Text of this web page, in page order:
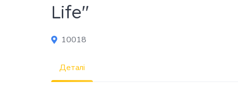
Life"
10018
Деталі